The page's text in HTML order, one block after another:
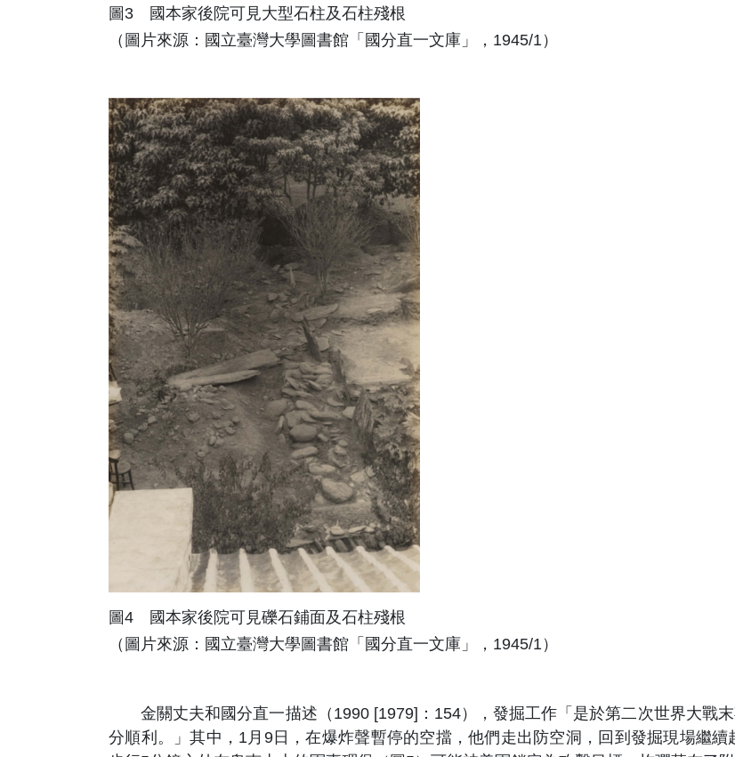
圖3 國本家後院可見大型石柱及石柱殘根
（圖片來源：國立臺灣大學圖書館「國分直一文庫」，1945/1）
圖4 國本家後院可見礫石鋪面及石柱殘根
（圖片來源：國立臺灣大學圖書館「國分直一文庫」，1945/1）
金關丈夫和國分直一描述（1990 [1979]：154），發掘工作「是於第二次世界大戰
分順利。」其中，1月9日，在爆炸聲暫停的空擋，他們走出防空洞，回到發掘現場繼